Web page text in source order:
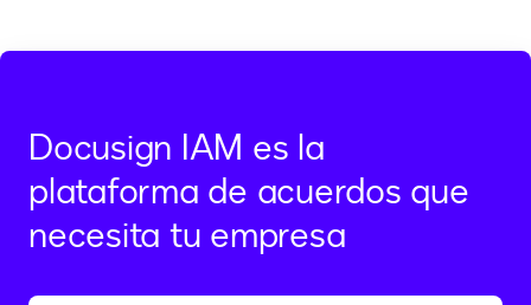
page
page,
Docusign IAM es la
plataforma de acuerdos que
necesita tu empresa